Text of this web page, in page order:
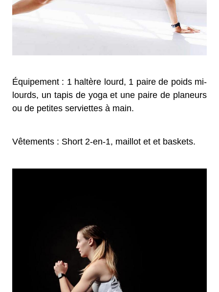
Équipement : 1 haltère lourd, 1 paire de poids mi-
lourds, un tapis de yoga et une paire de planeurs
ou de petites serviettes à main.
Vêtements : Short 2-en-1, maillot et et baskets.